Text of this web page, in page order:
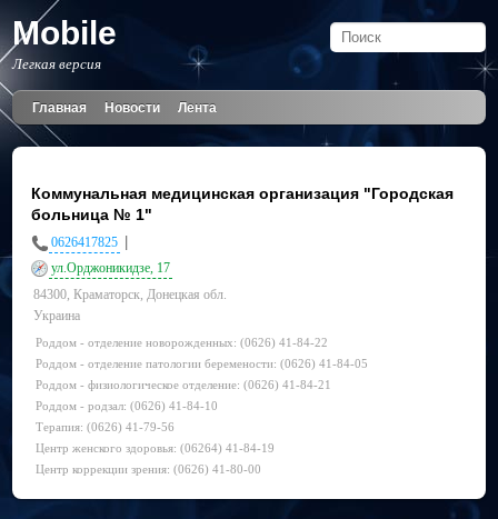
Mobile
Легкая версия
Главная Новости Лента
Коммунальная медицинская организация "Городская
больница № 1"
0626417825
ул.Орджоникидзе, 17
84300, Краматорск, Донецкая обл.
Украина
Роддом - отделение новорожденных: (0626) 41-84-22
Роддом - отделение патологии беремености: (0626) 41-84-05
Роддом - физиологическое отделение: (0626) 41-84-21
Роддом - родзал: (0626) 41-84-10
Терапия: (0626) 41-79-56
Центр женского здоровья: (06264) 41-84-19
Центр коррекции зрения: (0626) 41-80-00